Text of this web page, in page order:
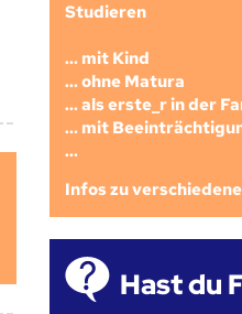
Studieren
... mit Kind
... ohne Matura
... als erste_r in der
... mit
...
Infos zu
Hast du